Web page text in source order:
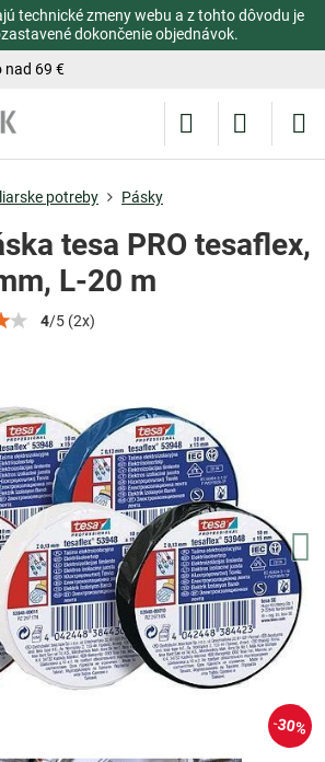
technické zmeny webu a z tohto dôvodu je
dokončenie objednávok.
nad 69 €
30%
potreby Pásky
tesa PRO tesaflex,
L-20 m
4/5 (2x)